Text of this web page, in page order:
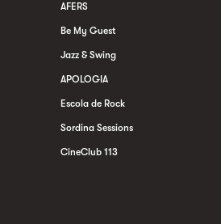
AFERS
Be My Guest
Jazz & Swing
APOLOGIA
Escola de Rock
Sordina Sessions
CineClub 113